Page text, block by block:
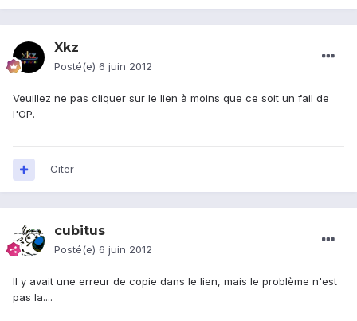
Xkz
Posté(e) 6 juin 2012
Veuillez ne pas cliquer sur le lien à moins que ce soit un fail de
l'OP.
Citer
cubitus
Posté(e) 6 juin 2012
Il y avait une erreur de copie dans le lien, mais le problème n'est
pas la....